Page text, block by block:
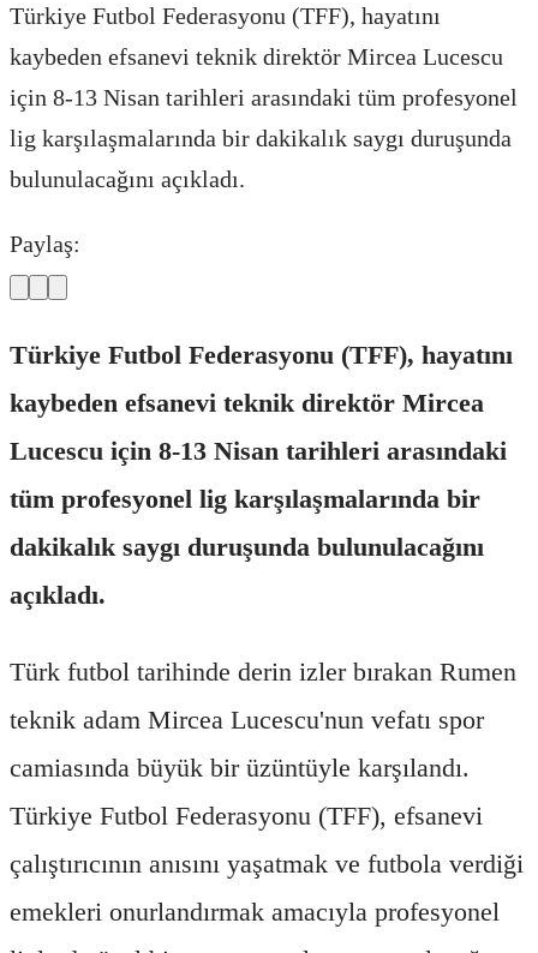
Türkiye Futbol Federasyonu (TFF), hayatını
kaybeden efsanevi teknik direktör Mircea Lucescu
için 8-13 Nisan tarihleri arasındaki tüm profesyonel
lig karşılaşmalarında bir dakikalık saygı duruşunda
bulunulacağını açıkladı.
Paylaş:
Türkiye Futbol Federasyonu (TFF), hayatını
kaybeden efsanevi teknik direktör Mircea
Lucescu için 8-13 Nisan tarihleri arasındaki
tüm profesyonel lig karşılaşmalarında bir
dakikalık saygı duruşunda bulunulacağını
açıkladı.
Türk futbol tarihinde derin izler bırakan Rumen
teknik adam Mircea Lucescu'nun vefatı spor
camiasında büyük bir üzüntüyle karşılandı.
Türkiye Futbol Federasyonu (TFF), efsanevi
çalıştırıcının anısını yaşatmak ve futbola verdiği
emekleri onurlandırmak amacıyla profesyonel